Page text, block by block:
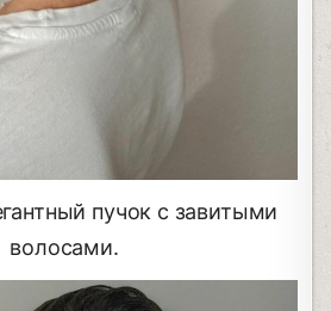
пучок с завитыми
волосами.